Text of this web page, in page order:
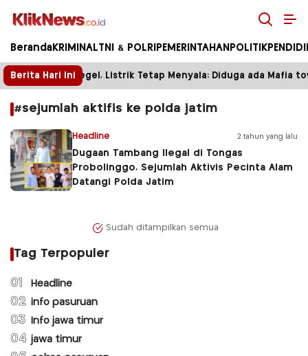
Kliknews.co.id
Beranda KRIMINAL TNI & POLRI PEMERINTAHAN POLITIK
Berita Hari Ini
Tower Disegel, Listrik Tetap Menyala: Diduga ada Mafia
#sejumlah aktifis ke polda jatim
Headline 2 tahun yang lalu
Dugaan Tambang Ilegal di Tongas
Probolinggo, Sejumlah Aktivis Pecinta Alam
Datangi Polda Jatim
Sudah ditampilkan semua
Tag Terpopuler
01 Headline
02 info pasuruan
03 Info jawa timur
04 jawa timur